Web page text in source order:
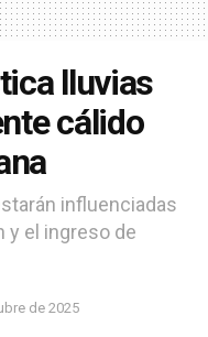
lluvias
cálido
influenciadas
y el ingreso de
de 2025